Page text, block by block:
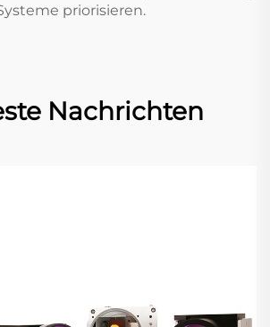
priorisieren.
Nachrichten